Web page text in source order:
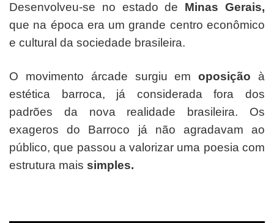
Desenvolveu-se no estado de Minas Gerais,
que na época era um grande centro econômico
e cultural da sociedade brasileira.
O movimento árcade surgiu emoposição à
estética barroca, já considerada fora dos
padrões da nova realidade brasileira. Os
exageros do Barroco já não agradavam ao
público, que passou a valorizar uma poesia com
estrutura mais simples.